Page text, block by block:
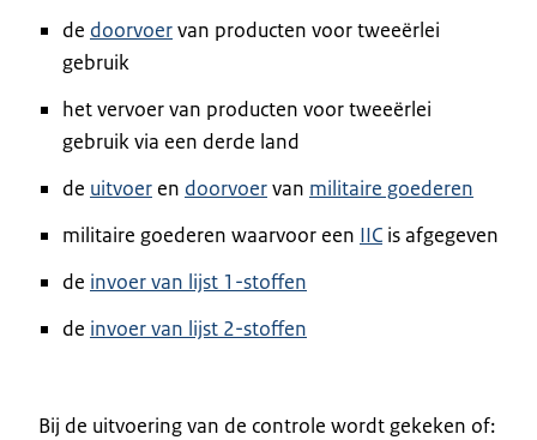
de doorvoervan producten voor tweeërlei
gebruik
het vervoer van producten voor tweeërlei
gebruik via een derde land
de uitvoer en doorvoervan militaire goederen
militaire goederen waarvoor een IIC is afgegeven
de invoer van lijst 1-stoffen
de invoer van lijst 2-stoffen
Bij de uitvoering van de controle wordt gekeken of: